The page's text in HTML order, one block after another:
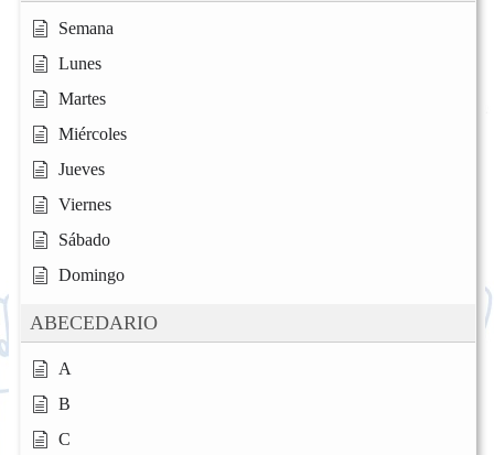
Semana
Lunes
Martes
Miércoles
Jueves
Viernes
Sábado
Domingo
ABECEDARIO
A
B
C